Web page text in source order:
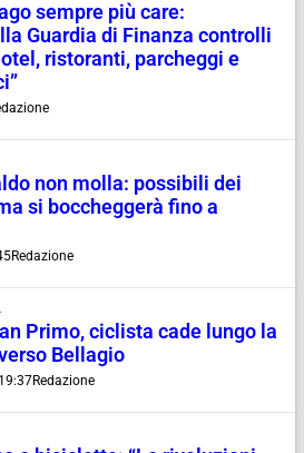
sempre più care:
Guardia di Finanza controlli
ristoranti, parcheggi e
non molla: possibili dei
si boccheggerà fino a
Redazione
Primo, ciclista cade lungo la
Bellagio
Redazione